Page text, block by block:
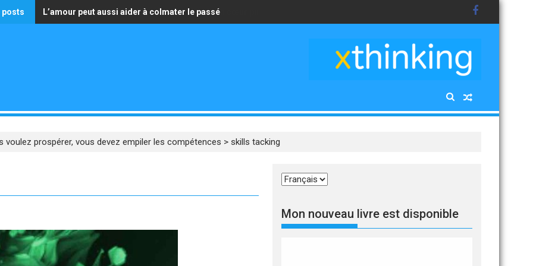
posts L’amour peut aussi aider à colmater le passé
La seule richesse qui vaille est celle d’avoir un cœur pur
voulez prospérer, vous devez empiler les compétences > skills tacking
Choisir
langue
Mon nouveau livre est disponible